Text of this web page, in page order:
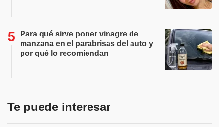
Para qué sirve poner vinagre de
manzana en el parabrisas del auto y
por qué lo recomiendan
Te puede interesar